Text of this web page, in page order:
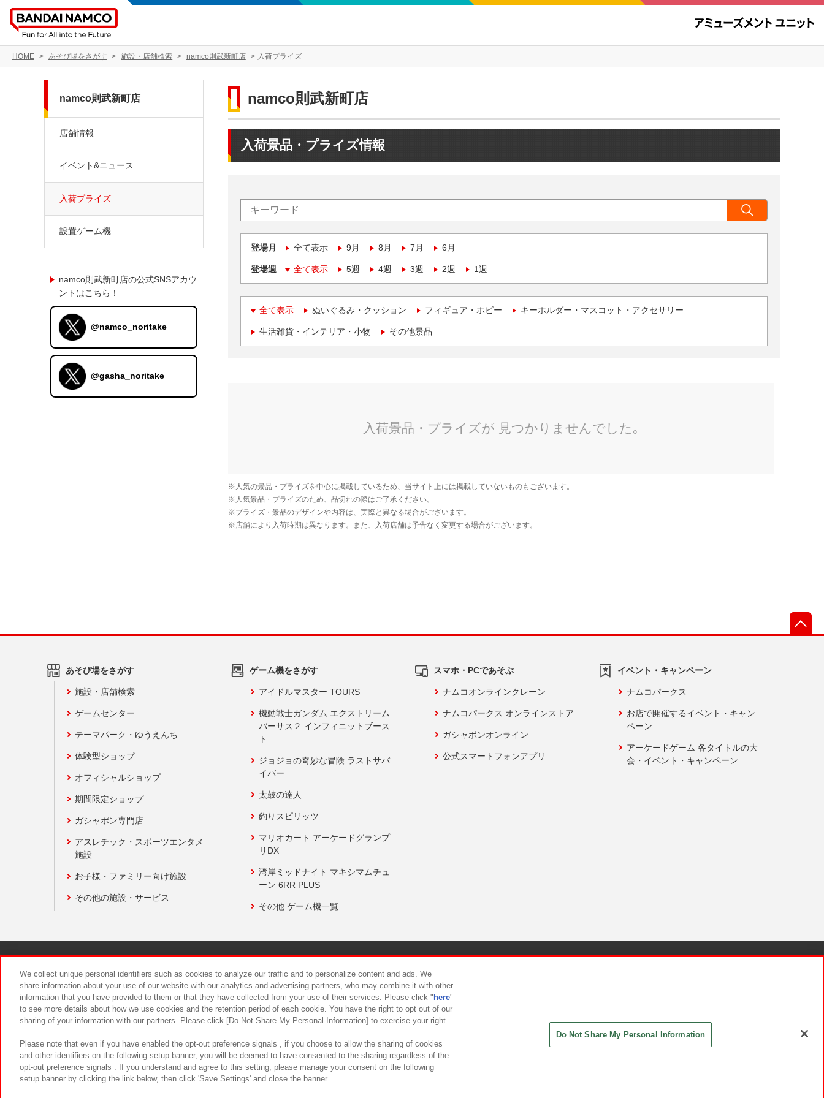
HOME あそび場をさがす 施設・店舗検索 namco則武新町店 入荷プライズ
namco則武新町店
入荷景品・プライズ情報
登場月 全て表示 9月 8月 7月 6月
登場週 全て表示 5週 4週 3週 2週 1週
全て表示 ぬいぐるみ・クッション フィギュア・ホビー キーホルダー・マスコット・アクセサリー
生活雑貨・インテリア・小物 その他景品
namco則武新町店
店舗情報
イベント&ニュース
入荷プライズ
設置ゲーム機
namco則武新町店の公式SNSアカウ
ントはこちら！
@namco_noritake
@gasha_noritake
あそび場をさがす
施設・店舗検索
ゲームセンター
テーマパーク・ゆうえんち
体験型ショップ
オフィシャルショップ
期間限定ショップ
ガシャポン専門店
アスレチック・スポーツエンタメ
施設
お子様・ファミリー向け施設
その他の施設・サービス
ゲーム機をさがす
アイドルマスター TOURS
機動戦士ガンダム エクストリーム
バーサス２ インフィニットブース
ト
ジョジョの奇妙な冒険 ラストサバ
イバー
太鼓の達人
釣りスピリッツ
マリオカート アーケードグランプ
リDX
湾岸ミッドナイト マキシマムチュ
ーン 6RR PLUS
その他 ゲーム機一覧
スマホ・PCであそぶ
ナムコオンラインクレーン
ナムコパークス オンラインストア
ガシャポンオンライン
公式スマートフォンアプリ
イベント・キャンペーン
ナムコパークス
お店で開催するイベント・キャン
ペーン
アーケードゲーム 各タイトルの大
会・イベント・キャンペーン
食品のご提供について カスタマーハラスメント対応方針
We collect unique personal identifiers such as cookies to analyze our traffic and to personalize content and ads. We
share information about your use of our website with our analytics and advertising partners, who may combine it with other
information that you have provided to them or that they have collected from your use of their services. Please click " here"
to see more details about how we use cookies and the retention period of each cookie. You have the right to opt out of our
sharing of your information with our partners. Please click [Do Not Share My Personal Information] to exercise your right.
Please note that even if you have enabled the opt-out preference signals , if you choose to allow the sharing of cookies
and other identifiers on the following setup banner, you will be deemed to have consented to the sharing regardless of the
opt-out preference signals . If you understand and agree to this setting, please manage your consent on the following
setup banner by clicking the link below, then click 'Save Settings' and close the banner.
Do Not Share My Personal Information